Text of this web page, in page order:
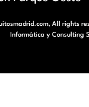
All rights
Informática y Consulting